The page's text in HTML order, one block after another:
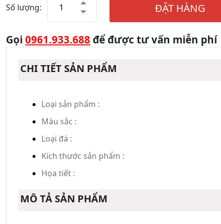
Số lượng: ĐẶT HÀNG
Gọi 0961.933.688 để được tư vấn miễn phí
CHI TIẾT SẢN PHẨM
Loại sản phẩm :
Màu sắc :
Loại đá :
Kích thước sản phẩm :
Họa tiết :
MÔ TẢ SẢN PHẨM